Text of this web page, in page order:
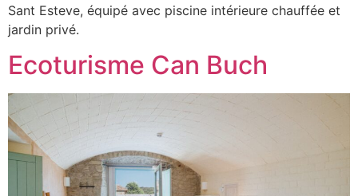
Sant Esteve, équipé avec piscine intérieure chauffée et
jardin privé.
Ecoturisme Can Buch